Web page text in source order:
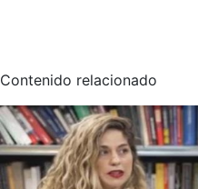
Contenido relacionado